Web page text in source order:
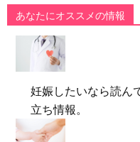
あなたにオススメの情報
妊娠したいなら読ん
立ち情報。